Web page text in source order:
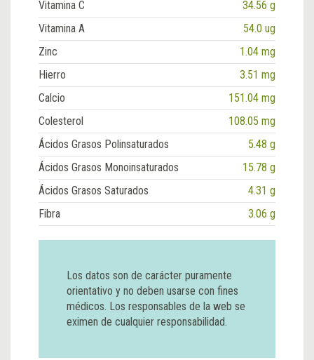
Vitamina C
34.56 g
Vitamina A
54.0 ug
Zinc
1.04 mg
Hierro
3.51 mg
Calcio
151.04 mg
Colesterol
108.05 mg
Ácidos Grasos Polinsaturados
5.48 g
Ácidos Grasos Monoinsaturados
15.78 g
Ácidos Grasos Saturados
4.31 g
Fibra
3.06 g
Los datos son de carácter puramente
orientativo y no deben usarse con fines
médicos. Los responsables de la web se
eximen de cualquier responsabilidad.